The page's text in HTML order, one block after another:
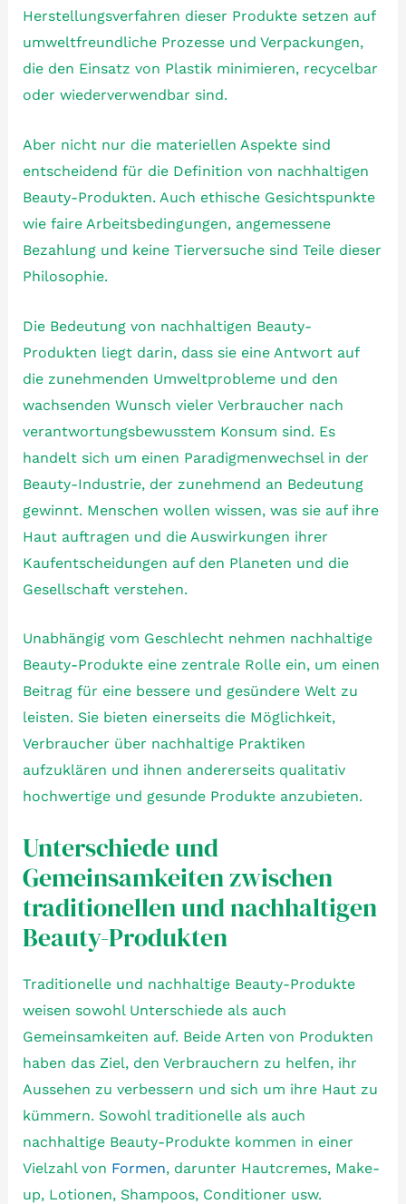
Herstellungsverfahren dieser Produkte setzen auf
umweltfreundliche Prozesse und Verpackungen,
die den Einsatz von Plastik minimieren, recycelbar
oder wiederverwendbar sind.
Aber nicht nur die materiellen Aspekte sind
entscheidend für die Definition von nachhaltigen
Beauty-Produkten. Auch ethische Gesichtspunkte
wie faire Arbeitsbedingungen, angemessene
Bezahlung und keine Tierversuche sind Teile dieser
Philosophie.
Die Bedeutung von nachhaltigen Beauty-
Produkten liegt darin, dass sie eine Antwort auf
die zunehmenden Umweltprobleme und den
wachsenden Wunsch vieler Verbraucher nach
verantwortungsbewusstem Konsum sind. Es
handelt sich um einen Paradigmenwechsel in der
Beauty-Industrie, der zunehmend an Bedeutung
gewinnt. Menschen wollen wissen, was sie auf ihre
Haut auftragen und die Auswirkungen ihrer
Kaufentscheidungen auf den Planeten und die
Gesellschaft verstehen.
Unabhängig vom Geschlecht nehmen nachhaltige
Beauty-Produkte eine zentrale Rolle ein, um einen
Beitrag für eine bessere und gesündere Welt zu
leisten. Sie bieten einerseits die Möglichkeit,
Verbraucher über nachhaltige Praktiken
aufzuklären und ihnen andererseits qualitativ
hochwertige und gesunde Produkte anzubieten.
Unterschiede und
Gemeinsamkeiten zwischen
traditionellen und nachhaltigen
Beauty-Produkten
Traditionelle und nachhaltige Beauty-Produkte
weisen sowohl Unterschiede als auch
Gemeinsamkeiten auf. Beide Arten von Produkten
haben das Ziel, den Verbrauchern zu helfen, ihr
Aussehen zu verbessern und sich um ihre Haut zu
kümmern. Sowohl traditionelle als auch
nachhaltige Beauty-Produkte kommen in einer
Vielzahl von Formen, darunter Hautcremes, Make-
up, Lotionen, Shampoos, Conditioner usw.